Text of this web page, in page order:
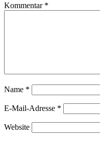
Kommentar *
Name *
E-Mail-Adresse *
Website